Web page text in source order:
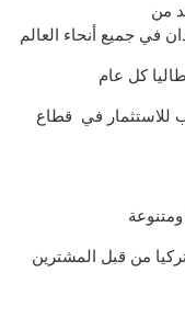
من
في جميع أنحاء العالم
كل عام
للاستثمار في قطاع
من قبل المشترين